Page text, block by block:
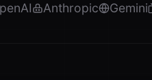
Anthropic Gemini